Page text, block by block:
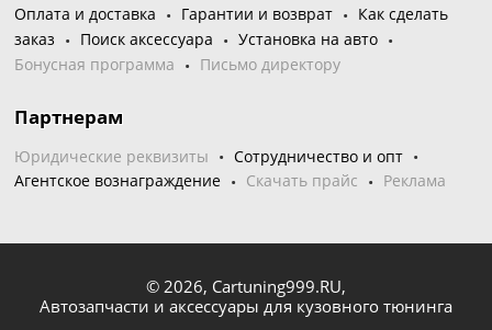
Оплата и доставка Гарантии и возврат
Как сделать
заказ
Поиск аксессуара
Установка на авто
Бонусная программа
Письмо директору
Партнерам
Юридические реквизиты
Сотрудничество и опт
Агентское вознаграждение
Скачать прайс Реклама
© 2026, Cartuning999.RU,
Автозапчасти и аксессуары для кузовного тюнинга